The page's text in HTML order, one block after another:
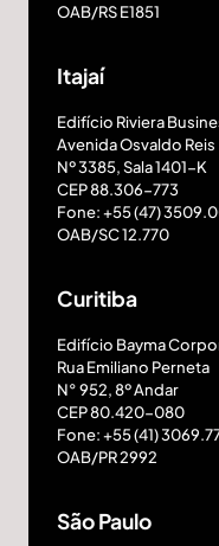
Sérgio
Maria
OAB/RS E1851
Itajaí
Edifício Riviera
Avenida Osvaldo Reis
Nº 3385, Sala 1401-K
CEP 88.306-773
Fone: +55 (47)
OAB/SC 12.770
Curitiba
Edifício Bayma
Rua Emiliano Perneta
N° 952, 8º Andar
CEP 80.420-080
Fone: +55 (41)
OAB/PR 2992
São Paulo